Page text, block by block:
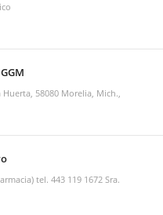
58080 Morelia, Mich.,
tel. 443 119 1672 Sra.